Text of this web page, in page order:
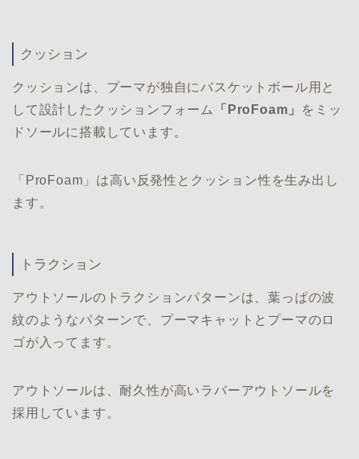
クッション
クッションは、プーマが独自にバスケットボール用と
して設計したクッションフォーム
「ProFoam」
をミッ
ドソールに搭載しています。
「ProFoam」は高い反発性とクッション性を生み出し
ます。
トラクション
アウトソールのトラクションパターンは、葉っぱの波
紋のようなパターンで、プーマキャットとプーマのロ
ゴが入ってます。
アウトソールは、耐久性が高いラバーアウトソールを
採用しています。